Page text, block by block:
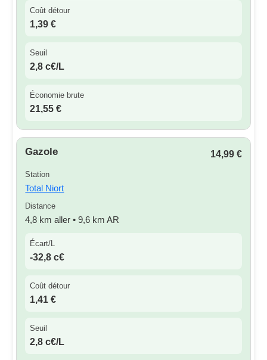
Coût détour
1,39 €
Seuil
2,8 c€/L
Économie brute
21,55 €
Gazole 14,99 €
Station
Total Niort
Distance
4,8 km aller • 9,6 km AR
Écart/L
-32,8 c€
Coût détour
1,41 €
Seuil
2,8 c€/L